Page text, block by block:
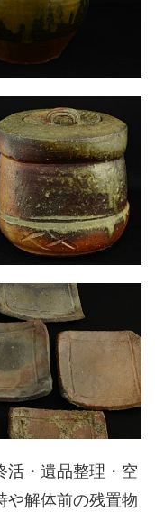
活・遺品整理・空
や解体前の残置物